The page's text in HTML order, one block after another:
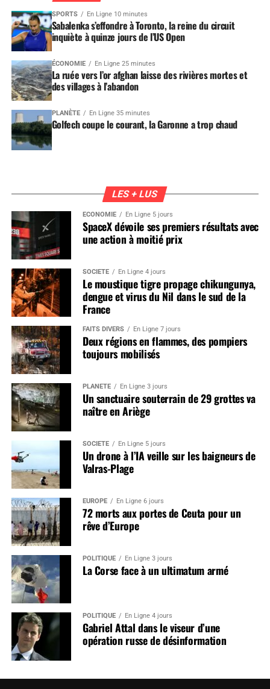
SPORTS En Ligne 10 minutes
Sabalenka s’effondre à Toronto, la reine du circuit
inquiète à quinze jours de l’US Open
ÉCONOMIE En Ligne 25 minutes
La ruée vers l’or afghan laisse des rivières mortes et
des villages à l’abandon
PLANÈTE En Ligne 35 minutes
Golfech coupe le courant, la Garonne a trop chaud
LES + LUS
ÉCONOMIE En Ligne 5 jours
SpaceX dévoile ses premiers résultats avec
une action à moitié prix
SOCIÉTÉ En Ligne 4 jours
Le moustique tigre propage chikungunya,
dengue et virus du Nil dans le sud de la
France
FAITS DIVERS En Ligne 7 jours
Deux régions en flammes, des pompiers
toujours mobilisés
PLANÈTE En Ligne 3 jours
Un sanctuaire souterrain de 29 grottes va
naître en Ariège
SOCIÉTÉ En Ligne 5 jours
Un drone à l’IA veille sur les baigneurs de
Valras-Plage
EUROPE En Ligne 6 jours
72 morts aux portes de Ceuta pour un
rêve d’Europe
POLITIQUE En Ligne 3 jours
La Corse face à un ultimatum armé
POLITIQUE En Ligne 4 jours
Gabriel Attal dans le viseur d’une
opération russe de désinformation